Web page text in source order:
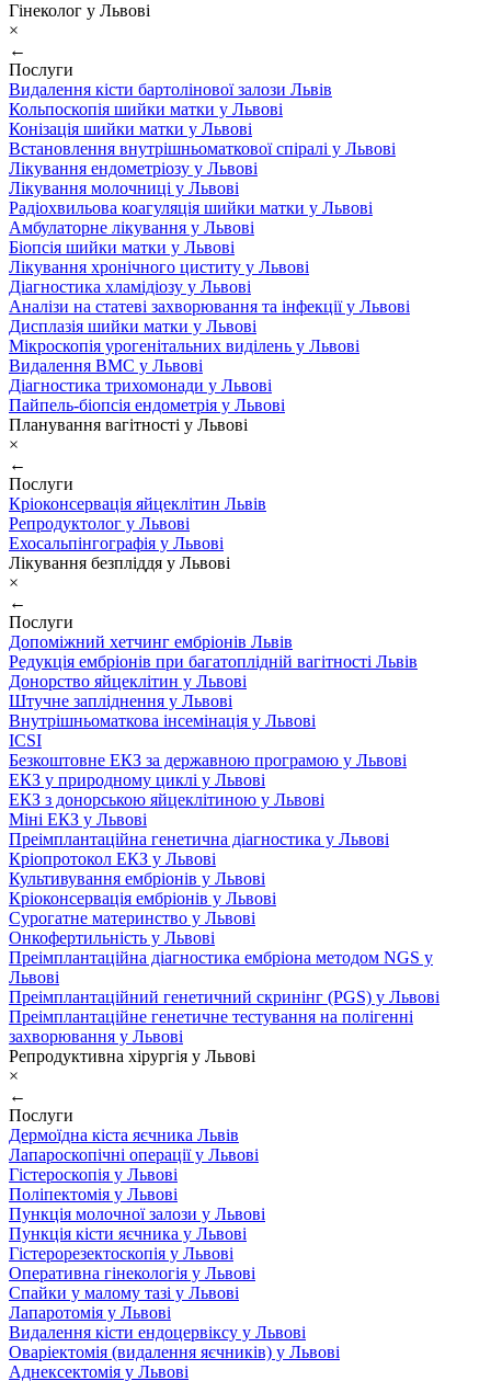
Гінеколог у Львові
×
←
Послуги
Видалення кісти бартолінової залози Львів
Кольпоскопія шийки матки у Львові
Конізація шийки матки у Львові
Встановлення внутрішньоматкової спіралі у Львові
Лікування ендометріозу у Львові
Лікування молочниці у Львові
Радіохвильова коагуляція шийки матки у Львові
Амбулаторне лікування у Львові
Біопсія шийки матки у Львові
Лікування хронічного циститу у Львові
Діагностика хламідіозу у Львові
Аналізи на статеві захворювання та інфекції у Львові
Дисплазія шийки матки у Львові
Мікроскопія урогенітальних виділень у Львові
Видалення ВМС у Львові
Діагностика трихомонади у Львові
Пайпель-біопсія ендометрія у Львові
Планування вагітності у Львові
×
←
Послуги
Кріоконсервація яйцеклітин Львів
Репродуктолог у Львові
Ехосальпінгографія у Львові
Лікування безпліддя у Львові
×
←
Послуги
Допоміжний хетчинг ембріонів Львів
Редукція ембріонів при багатоплідній вагітності Львів
Донорство яйцеклітин у Львові
Штучне запліднення у Львові
Внутрішньоматкова інсемінація у Львові
ICSI
Безкоштовне ЕКЗ за державною програмою у Львові
ЕКЗ у природному циклі у Львові
ЕКЗ з донорською яйцеклітиною у Львові
Міні ЕКЗ у Львові
Преімплантаційна генетична діагностика у Львові
Кріопротокол ЕКЗ у Львові
Культивування ембріонів у Львові
Кріоконсервація ембріонів у Львові
Сурогатне материнство у Львові
Онкофертильність у Львові
Преімплантаційна діагностика ембріона методом NGS у
Львові
Преімплантаційний генетичний скринінг (PGS) у Львові
Преімплантаційне генетичне тестування на полігенні
захворювання у Львові
Репродуктивна хірургія у Львові
×
←
Послуги
Дермоїдна кіста яєчника Львів
Лапароскопічні операції у Львові
Гістероскопія у Львові
Поліпектомія у Львові
Пункція молочної залози у Львові
Пункція кісти яєчника у Львові
Гістерорезектоскопія у Львові
Оперативна гінекологія у Львові
Спайки у малому тазі у Львові
Лапаротомія у Львові
Видалення кісти ендоцервіксу у Львові
Оваріектомія (видалення яєчників) у Львові
Аднексектомія у Львові